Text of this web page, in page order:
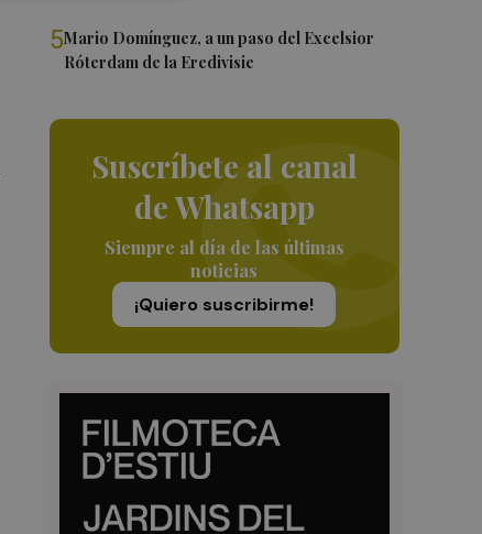
5Mario Domínguez, a un paso del Excelsior
Róterdam de la Eredivisie
Suscríbete al canal
de Whatsapp
Siempre al día de las últimas
noticias
¡Quiero suscribirme!